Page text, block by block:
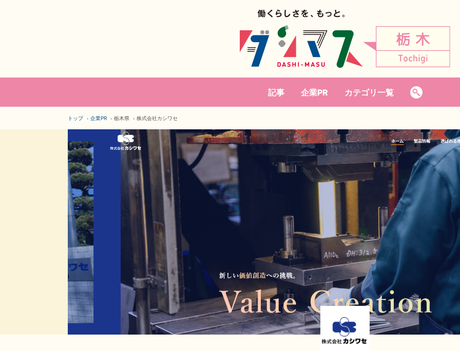
記事 企業PR カテゴリ一覧
トップ 企業PR 栃木県 株式会社カシワセ